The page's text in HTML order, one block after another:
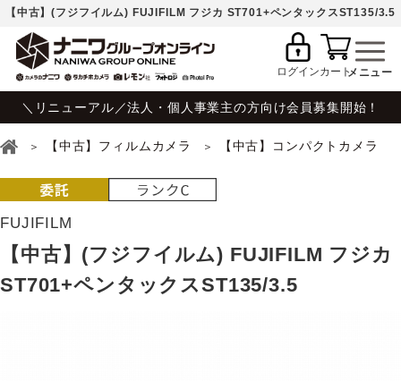
【中古】(フジフイルム) FUJIFILM フジカ ST701+ペンタックスST135/3.5
ログインカート
＼リニューアル／法人・個人事業主の方向け会員募集開始！
【中古】フィルムカメラ 【中古】コンパクトカメラ
FUJIFILM
【中古】(フジフイルム) FUJIFILM フジカ
ST701+ペンタックスST135/3.5